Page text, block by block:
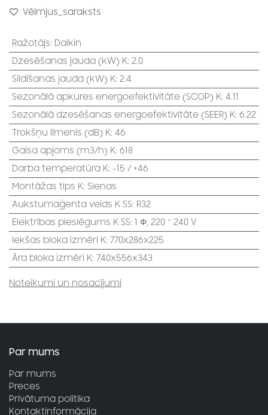
Vēlmjus_saraksts
Ražotājs: Daikin
Dzesēšanas jauda (kW) K: 2.0
Sildīšanas jauda (kW) K: 2.4
Sezonālā apkures energoefektivitāte (SCOP) K: 4.11
Sezonālā dzesēšanas energoefektivitāte (SEER) K: 6.22
Trokšņu līmenis (dB) K: 46
Gaisa apjoms (m3/h) K: 618
Darba temperatūra K: -15 / +46
Montāžas tips K: Sienas
Aukstumaģenta veids K SS: R32
Elektrības pieslēgums K SS: 1 Φ, 220 ~ 240 V
Iekšas bloka izmēri K: 770x286x225
Āra bloka izmēri K: 740x556x343
Noteikumi un nosacījumi
Par mums
Par mums
Preces
Privātuma politika
Kontaktinformācija